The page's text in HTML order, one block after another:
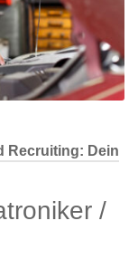
Recruiting: Dein
/